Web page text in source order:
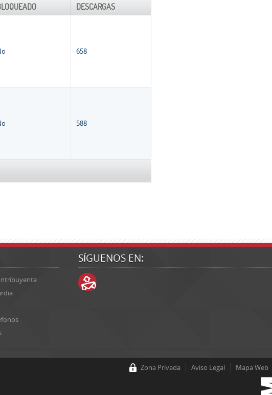
DESCARGAS
658
588
SÍGUENOS EN:
Zona Privada Aviso Legal Mapa Web